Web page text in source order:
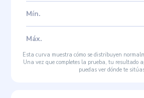
Mín.
Máx.
Esta curva muestra cómo se distribuyen
Una vez que completes la prueba, tu resultado
puedas ver dónde te